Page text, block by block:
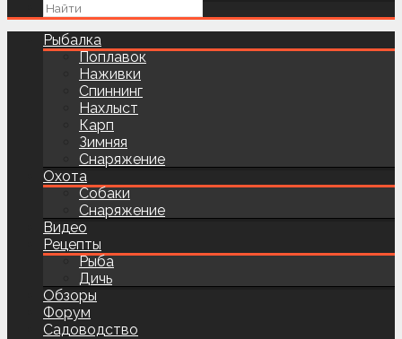
Рыбалка
Поплавок
Наживки
Спиннинг
Нахлыст
Карп
Зимняя
Снаряжение
Охота
Собаки
Снаряжение
Видео
Рецепты
Рыба
Дичь
Обзоры
Форум
Садоводство